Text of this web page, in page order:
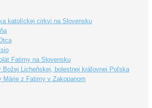
katolíckej cirkvi na Slovensku
Fatimy na Slovensku
Božej Licheňskej, bolestnej kráľovnej Poľska
Márie z Fatimy v Zakopanom